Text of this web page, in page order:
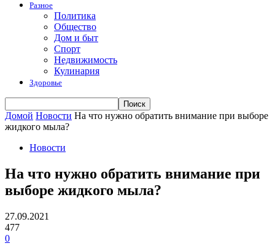
Разное
Политика
Общество
Дом и быт
Спорт
Недвижимость
Кулинария
Здоровье
Домой Новости На что нужно обратить внимание при выборе
жидкого мыла?
Новости
На что нужно обратить внимание при
выборе жидкого мыла?
27.09.2021
477
0